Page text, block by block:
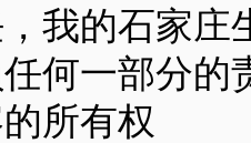
我的石家庄
何一部分的
所有权